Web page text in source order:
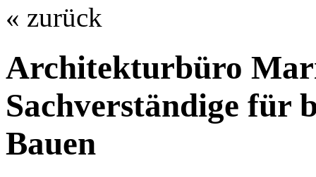
« zurück
Architekturbüro
Sachverständige für
Bauen